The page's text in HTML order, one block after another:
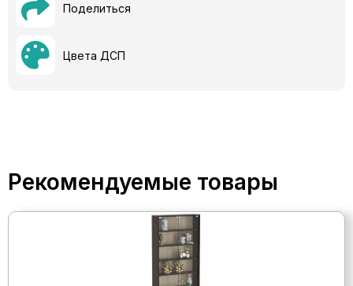
Поделиться
Цвета ДСП
Рекомендуемые товары